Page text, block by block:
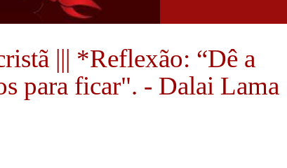
||| *Reflexão: “Dê a
para ficar". - Dalai Lama